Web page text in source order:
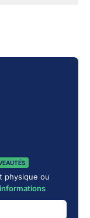
physique ou